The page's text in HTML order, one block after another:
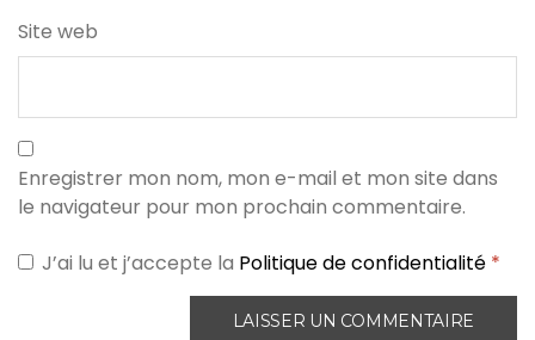
Site web
Enregistrer mon nom, mon e-mail et mon site dans
le navigateur pour mon prochain commentaire.
J’ai lu et j’accepte la Politique de confidentialité *